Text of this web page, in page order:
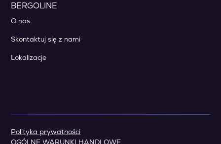
BERGOLINE
O nas
Skontaktuj się z nami
Lokalizacje
Polityka prywatności
OGÓLNE WARUNKI HANDLOWE